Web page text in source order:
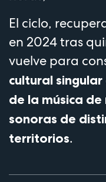
El ciclo,
en 2024 tras
vuelve para
cultural
de la música
sonoras de
territorios.